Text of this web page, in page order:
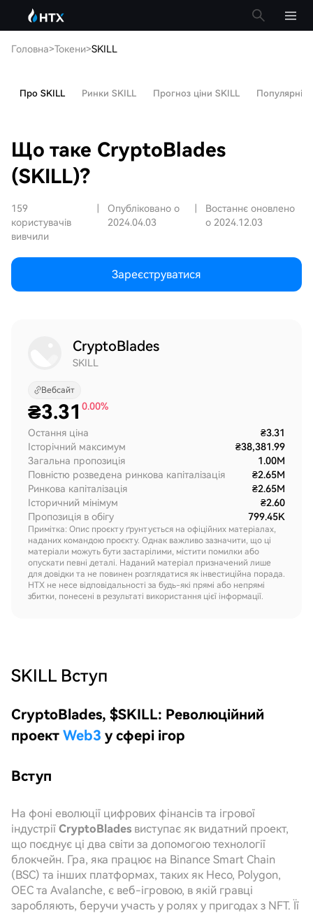
Головна>Токени>SKILL
Про SKILL Ринки SKILL Прогноз ціни SKILL Популярні
Що таке CryptoBlades
(SKILL)?
159
користувачів
вивчили
Опубліковано о
2024.04.03
Востаннє оновлено
о 2024.12.03
Зареєструватися
CryptoBlades
SKILL
Вебсайт
₴3.31 0.00%
Остання ціна
₴3.31
Історічний максимум
₴38,381.99
Загальна пропозиція
1.00M
Повністю розведена ринкова капіталізація
₴2.65M
Ринкова капіталізація
₴2.65M
Історичний мінімум
₴2.60
Пропозиція в обігу
799.45K
Примітка: Опис проєкту ґрунтується на офіційних матеріалах,
наданих командою проєкту. Однак важливо зазначити, що ці
матеріали можуть бути застарілими, містити помилки або
опускати певні деталі. Наданий матеріал призначений лише
для довідки та не повинен розглядатися як інвестиційна порада.
HTX не несе відповідальності за будь-які прямі або непрямі
збитки, понесені в результаті використання цієї інформації.
SKILL Вступ
CryptoBlades, $SKILL: Революційний
проект Web3 у сфері ігор
Вступ
На фоні еволюції цифрових фінансів та ігрової
індустрії CryptoBlades виступає як видатний проект,
що поєднує ці два світи за допомогою технології
блокчейн. Гра, яка працює на Binance Smart Chain
(BSC) та інших платформах, таких як Heco, Polygon,
OEC та Avalanche, є веб-ігровою, в якій гравці
заробляють, беручи участь у ролях у пригодах з NFT. Її